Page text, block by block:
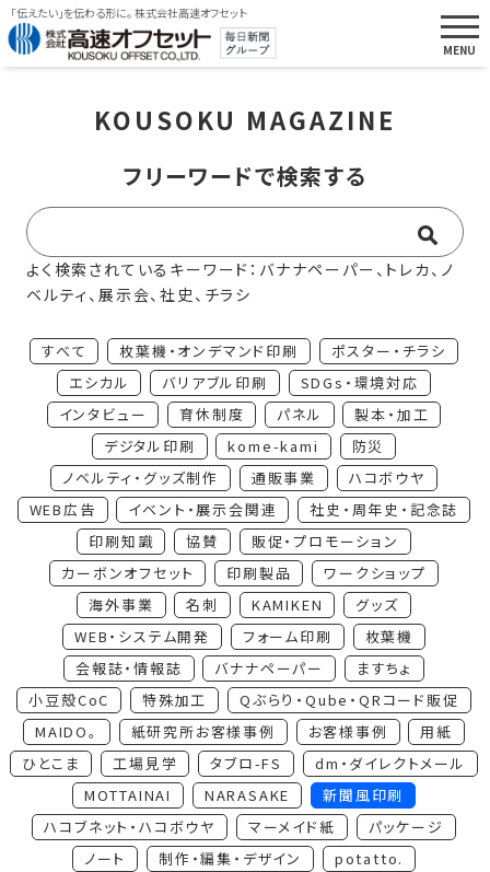
「伝えたい」を伝わる形に。 株式会社高速オフセット
KOUSOKU MAGAZINE
フリーワードで検索する
よく検索されているキーワード：バナナペーパー、トレカ、ノ
ベルティ、展示会、社史、チラシ
すべて 枚葉機・オンデマンド印刷
ポスター・チラシ
エシカル
バリアブル印刷
SDGs・環境対応
インタビュー
育休制度 パネル
製本・加工
デジタル印刷
kome-kami
防災
ノベルティ・グッズ制作
通販事業
ハコボウヤ
WEB広告
イベント・展示会関連
社史・周年史・記念誌
印刷知識
協賛
販促・プロモーション
カーボンオフセット
印刷製品
ワークショップ
海外事業
名刺 KAMIKEN
グッズ
WEB・システム開発
フォーム印刷
枚葉機
会報誌・情報誌
バナナペーパー
ますちょ
小豆殻CoC
特殊加工
Qぶらり・Qube・QRコード販促
MAIDO。
紙研究所お客様事例 お客様事例
用紙
ひとこま
工場見学 タブロ-FS
dm・ダイレクトメール
MOTTAINAI
NARASAKE
新聞風印刷
ハコブネット・ハコボウヤ
マーメイド紙
パッケージ
ノート
制作・編集・デザイン
potatto.